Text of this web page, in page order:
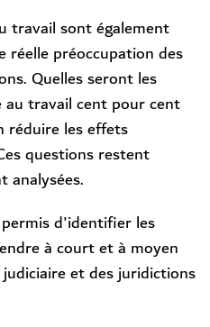
travail sont également
réelle préoccupation des
Quelles seront les
au travail cent pour cent
réduire les effets
questions restent
analysées.
d'identifier les
à court et à moyen
et des juridictions